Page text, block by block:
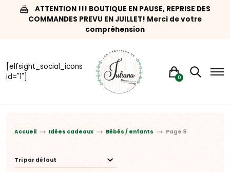
ATTENTION !!! BOUTIQUE EN PAUSE, REPRISE DES
COMMANDES PREVU EN JUILLET! Merci de votre
compréhension
[elfsight_social_icons
id="1"]
0
Accueil Idées cadeaux Bébés / enfants Page 9